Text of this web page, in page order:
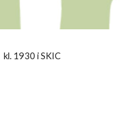
kl. 1930 iSKIC